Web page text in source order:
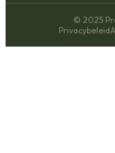
© 2025
Privacybeleid